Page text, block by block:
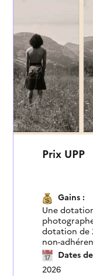
Prix UPP
Gains :
Une
dotation de
non-
Dates
2026